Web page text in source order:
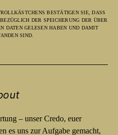
BESTÄTIGEN SIE, DASS
DER SPEICHERUNG DER ÜBER
DATEN GELESEN HABEN UND DAMIT
SIND.
– unser Credo, euer
es uns zur Aufgabe gemacht,